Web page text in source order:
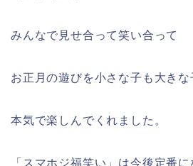
みんなで見せ合って笑い合って
お正月の遊びを小さな子も大きな
本気で楽しんでくれました。
「スマホジ福笑い」は今後定番に